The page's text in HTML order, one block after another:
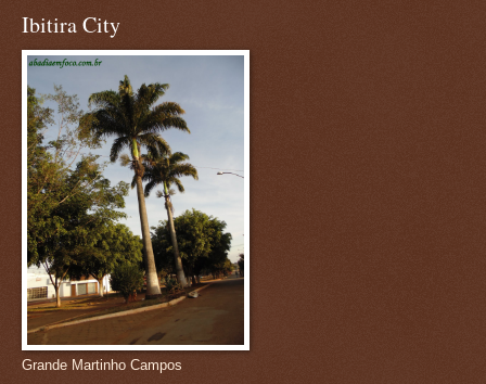
Ibitira City
Grande Martinho Campos